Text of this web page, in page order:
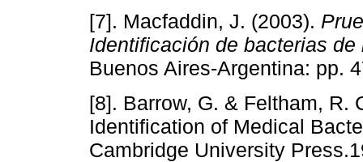
[7]. Macfaddin, J. (2003).
Identificación de bacterias
Buenos Aires-Argentina: pp.
[8]. Barrow, G. & Feltham, R.
Identification of Medical
Cambridge University